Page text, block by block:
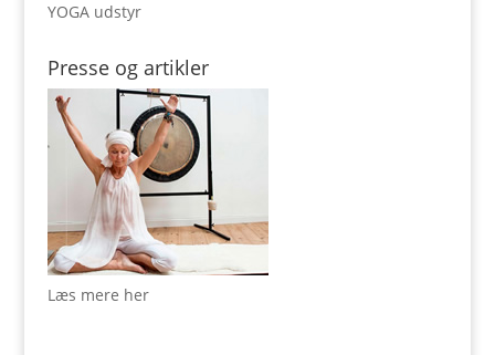
YOGA udstyr
Presse og artikler
Læs mere her